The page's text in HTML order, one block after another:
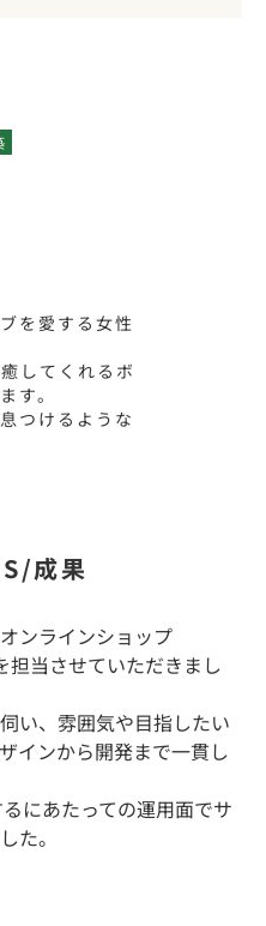
を愛する女性
してくれるボ
す。
つけるような
成果
ンラインショップ
担当させていただきまし
い、雰囲気や目指したい
インから開発まで一貫し
にあたっての運用面でサ
た。